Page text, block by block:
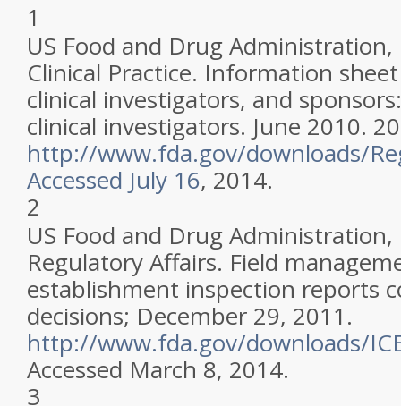
1
US Food and Drug
Clinical Practice. Information
clinical investigators, and
clinical investigators. June 2010.
http://www.fda.gov/downloads/
Accessed July 16, 2014.
2
US Food and Drug
Regulatory Affairs. Field
establishment inspection reports
decisions; December 29, 2011.
http://www.fda.gov/downloads/
Accessed March 8, 2014.
3